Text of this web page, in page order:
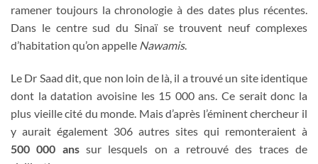
ramener toujours la chronologie à des dates plus récentes.
Dans le centre sud du Sinaï se trouvent neuf complexes
d’habitation qu’on appelle Nawamis.
Le Dr Saad dit, que non loin de là, il a trouvé un site identique
dont la datation avoisine les 15 000 ans. Ce serait donc la
plus vieille cité du monde. Mais d’après l’éminent chercheur il
y aurait également 306 autres sites qui remonteraient à
500 000 ans sur lesquels on a retrouvé des traces de